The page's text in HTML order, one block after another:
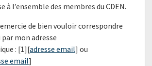
à l’ensemble des membres du CDEN.
de bien vouloir correspondre
mon adresse
: [1][adresse email] ou
email]